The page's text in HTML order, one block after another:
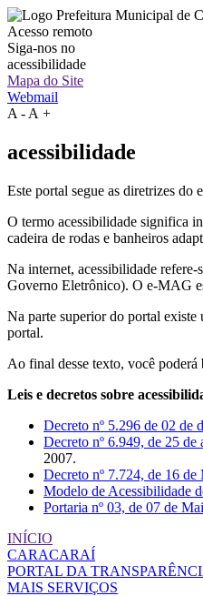
Acesso remoto
Siga-nos no
acessibilidade
Mapa do Site
Webmail
A - A +
acessibilidade
Este portal segue as diretrizes
O termo acessibilidade significa
cadeira de rodas e banheiros
Na internet, acessibilidade
Governo Eletrônico). O e-MAG
Na parte superior do portal existe
portal.
Ao final desse texto, você
Leis e decretos sobre
Decreto nº 5.296 de 02 de
Decreto nº 6.949, de 25 de
2007.
Decreto nº 7.724, de 16 de
Modelo de Acessibilidade
Portaria nº 03, de 07 de
INÍCIO
CARACARAÍ
PORTAL DA
MAIS SERVIÇOS